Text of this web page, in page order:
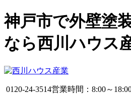
神戸市で外壁塗
なら西川ハウス
0120-24-3514営業時間：8:00～